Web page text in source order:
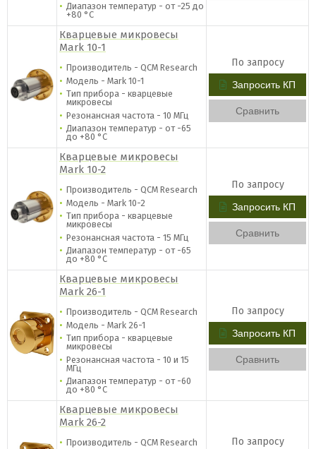
Диапазон температур - от -25 до
+80 °C
Кварцевые микровесы
Mark 10-1
Производитель - QCM Research
Модель - Mark 10-1
Тип прибора - кварцевые
микровесы
Резонансная частота - 10 МГц
Диапазон температур - от -65
до +80 °C
По запросу
Запросить КП
Сравнить
Кварцевые микровесы
Mark 10-2
Производитель - QCM Research
Модель - Mark 10-2
Тип прибора - кварцевые
микровесы
Резонансная частота - 15 МГц
Диапазон температур - от -65
до +80 °C
По запросу
Запросить КП
Сравнить
Кварцевые микровесы
Mark 26-1
Производитель - QCM Research
Модель - Mark 26-1
Тип прибора - кварцевые
микровесы
Резонансная частота - 10 и 15
МГц
Диапазон температур - от -60
до +80 °C
По запросу
Запросить КП
Сравнить
Кварцевые микровесы
Mark 26-2
Производитель - QCM Research
По запросу